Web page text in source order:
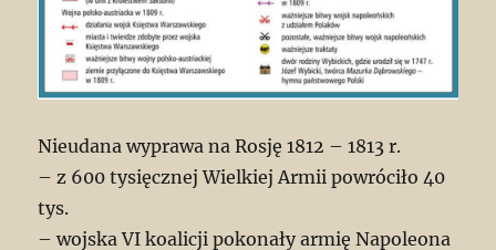
Nieudana wyprawa na Rosję 1812 – 1813 r.
– z 600 tysięcznej Wielkiej Armii powróciło 40
tys.
– wojska VI koalicji pokonały armię Napoleona